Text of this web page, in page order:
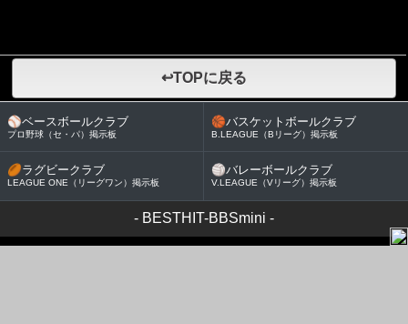
↩TOPに戻る
⚾ベースボールクラブ
プロ野球（セ・パ）掲示板
🏀バスケットボールクラブ
B.LEAGUE（Bリーグ）掲示板
🏉ラグビークラブ
LEAGUE ONE（リーグワン）掲示板
🏐バレーボールクラブ
V.LEAGUE（Vリーグ）掲示板
- BESTHIT-BBSmini -